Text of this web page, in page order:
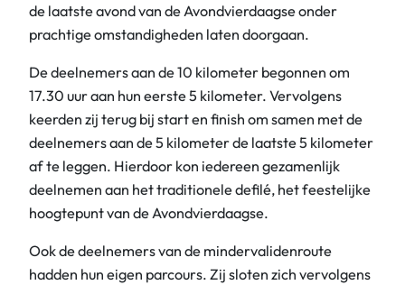
de laatste avond van de Avondvierdaagse onder
prachtige omstandigheden laten doorgaan.
De deelnemers aan de 10 kilometer begonnen om
17.30 uur aan hun eerste 5 kilometer. Vervolgens
keerden zij terug bij start en finish om samen met de
deelnemers aan de 5 kilometer de laatste 5 kilometer
af te leggen. Hierdoor kon iedereen gezamenlijk
deelnemen aan het traditionele defilé, het feestelijke
hoogtepunt van de Avondvierdaagse.
Ook de deelnemers van de mindervalidenroute
hadden hun eigen parcours. Zij sloten zich vervolgens